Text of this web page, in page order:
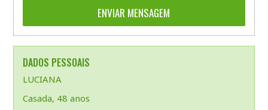
DADOS PESSOAIS
LUCIANA
Casada, 48 anos